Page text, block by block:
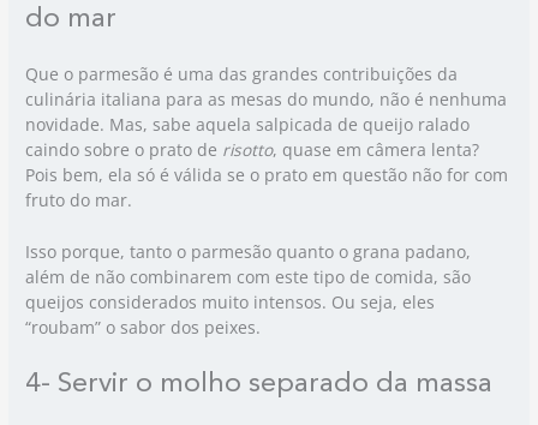
do mar
Que o parmesão é uma das grandes contribuições da
culinária italiana para as mesas do mundo, não é nenhuma
novidade. Mas, sabe aquela salpicada de queijo ralado
caindo sobre o prato de risotto, quase em câmera lenta?
Pois bem, ela só é válida se o prato em questão não for com
fruto do mar.
Isso porque, tanto o parmesão quanto o grana padano,
além de não combinarem com este tipo de comida, são
queijos considerados muito intensos. Ou seja, eles
“roubam” o sabor dos peixes.
4- Servir o molho separado da massa